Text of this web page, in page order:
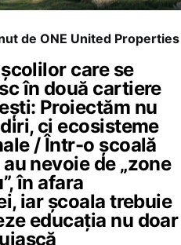
de ONE United Properties
care se
în două cartiere
Proiectăm nu
ci ecosisteme
/ Într-o școală
nevoie de „zone
în afara
iar școala trebuie
educația nu doar